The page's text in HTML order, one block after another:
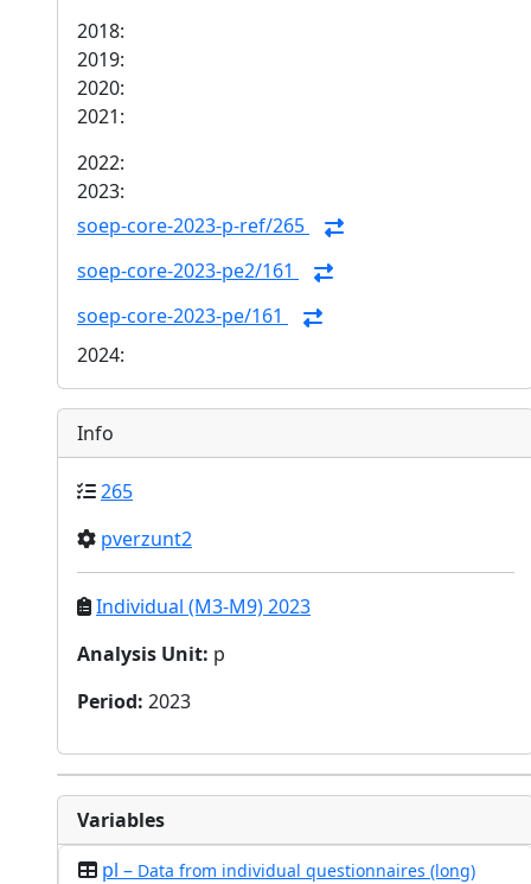
2018:
2019:
2020:
2021:
2022:
2023:
soep-core-2023-p-ref/265
soep-core-2023-pe2/161
soep-core-2023-pe/161
2024:
Info
265
pverzunt2
Individual (M3-M9) 2023
Analysis Unit: p
Period: 2023
Variables
pl – Data from individual questionnaires (long)